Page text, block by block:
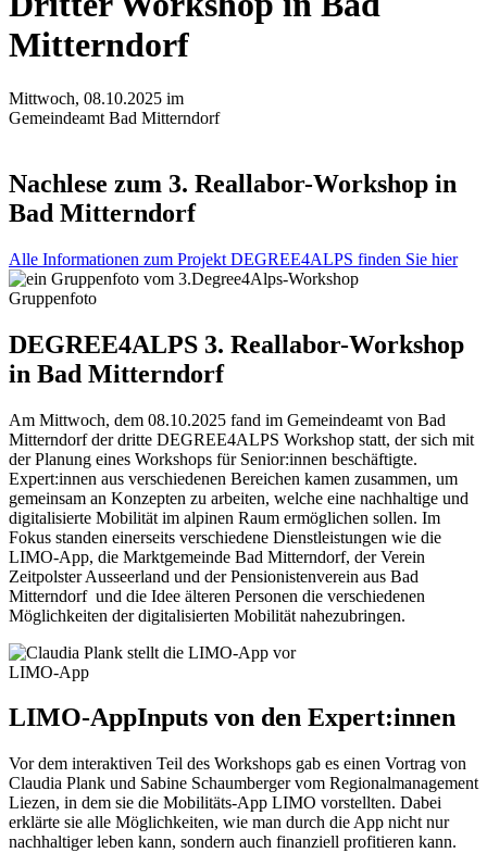
Mitterndorf
Mittwoch, 08.10.2025 im
Gemeindeamt Bad Mitterndorf
Nachlese zum 3. Reallabor-Workshop in
Bad Mitterndorf
Alle Informationen zum Projekt DEGREE4ALPS finden Sie hier
Gruppenfoto
DEGREE4ALPS 3. Reallabor-Workshop
in Bad Mitterndorf
Am Mittwoch, dem 08.10.2025 fand im Gemeindeamt von Bad
Mitterndorf der dritte DEGREE4ALPS Workshop statt, der sich mit
der Planung eines Workshops für Senior:innen beschäftigte.
Expert:innen aus verschiedenen Bereichen kamen zusammen, um
gemeinsam an Konzepten zu arbeiten, welche eine nachhaltige und
digitalisierte Mobilität im alpinen Raum ermöglichen sollen. Im
Fokus standen einerseits verschiedene Dienstleistungen wie die
LIMO-App, die Marktgemeinde Bad Mitterndorf, der Verein
Zeitpolster Ausseerland und der Pensionistenverein aus Bad
Mitterndorf und die Idee älteren Personen die verschiedenen
Möglichkeiten der digitalisierten Mobilität nahezubringen.
LIMO-App
LIMO-AppInputs von den Expert:innen
Vor dem interaktiven Teil des Workshops gab es einen Vortrag von
Claudia Plank und Sabine Schaumberger vom Regionalmanagement
Liezen, in dem sie die Mobilitäts-App LIMO vorstellten. Dabei
erklärte sie alle Möglichkeiten, wie man durch die App nicht nur
nachhaltiger leben kann, sondern auch finanziell profitieren kann.